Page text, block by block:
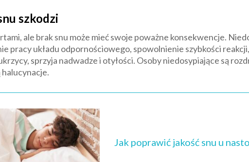
szkodzi
ale brak snu może mieć swoje poważne konsekwencje.
pracy układu odpornościowego, spowolnienie szybkości
sprzyja nadwadze i otyłości. Osoby niedosypiające są
halucynacje.
Jak poprawić jakość snu u